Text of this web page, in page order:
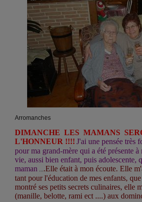
Arromanches
DIMANCHE LES MAMANS
L'HONNEUR !!!! J'ai une pensée très
pour ma grand-mère qui a été présente
vie, aussi bien enfant, puis adolescente,
maman ....Elle était à mon écoute. Elle
tant pour l'éducation de mes enfants,
montré ses petits secrets culinaires, elle
(manille, belotte, rami ect ....) aux